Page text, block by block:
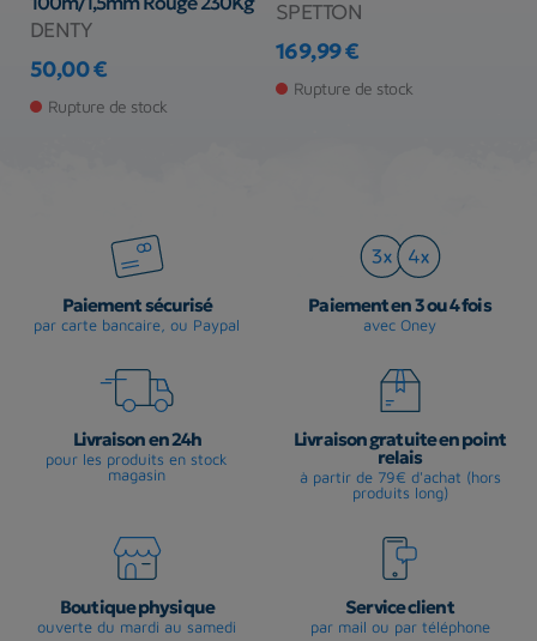
DENTY
Prix
50,00 €
Rupture de stock
SPETTON
Prix
169,99 €
Rupture de stock
Paiement sécurisé
par carte bancaire, ou Paypal
Paiement en 3 ou 4 fois
avec Oney
Livraison en 24h
pour les produits en stock
magasin
Livraison gratuite en point
relais
à partir de 79€ d'achat (hors
produits long)
Boutique physique
ouverte du mardi au samedi
Service client
par mail ou par téléphone